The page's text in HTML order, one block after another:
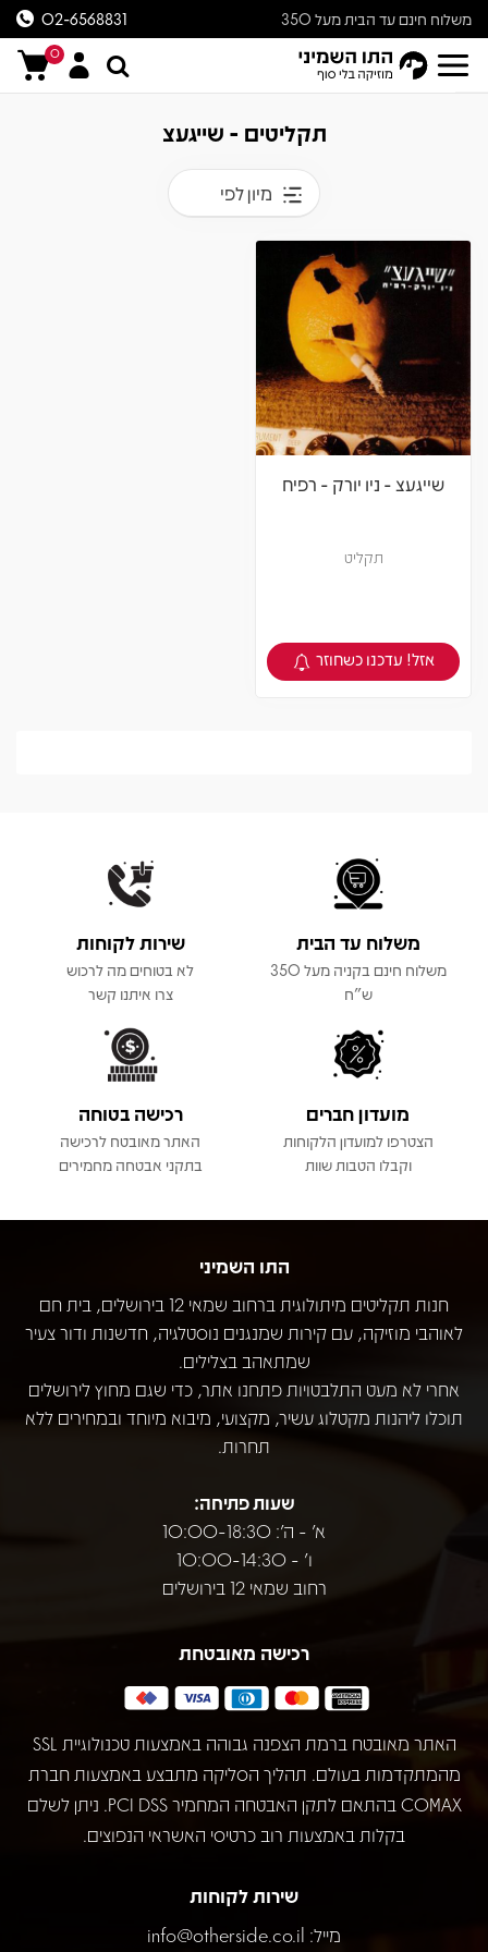
משלוח חינם עד הבית מעל 350
ש״ח
02-6568831
0
תקליטים - שייגעצ
מיון לפי
שייגעצ - ניו יורק - רפיח
תקליט
צפיה במוצר
אזל! עדכנו כשחוזר
משלוח עד הבית
משלוח חינם בקניה מעל 350
ש"ח
שירות לקוחות
לא בטוחים מה לרכוש
צרו איתנו קשר
מועדון חברים
הצטרפו למועדון הלקוחות
וקבלו הטבות שוות
רכישה בטוחה
האתר מאובטח לרכישה
בתקני אבטחה מחמירים
התו השמיני
חנות תקליטים מיתולוגית ברחוב שמאי 12 בירושלים, בית חם
לאוהבי מוזיקה, עם קירות שמנגנים נוסטלגיה, חדשנות ודור צעיר
שמתאהב בצלילים.
אחרי לא מעט התלבטויות פתחנו אתר, כדי שגם מחוץ לירושלים
תוכלו ליהנות מקטלוג עשיר, מקצועי, מיבוא מיוחד ובמחירים ללא
תחרות.
שעות פתיחה:
א' - ה': 10:00-18:30
ו' - 10:00-14:30
רחוב שמאי 12 בירושלים
רכישה מאובטחת
האתר מאובטח ברמת הצפנה גבוהה באמצעות טכנולוגיית SSL
מהמתקדמות בעולם. תהליך הסליקה מתבצע באמצעות חברת
COMAX בהתאם לתקן האבטחה המחמיר PCI DSS. ניתן לשלם
בקלות באמצעות רוב כרטיסי האשראי הנפוצים.
שירות לקוחות
מייל: info@otherside.co.il